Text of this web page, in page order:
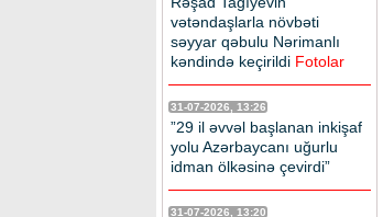
vətəndaşlarla növbəti
səyyar qəbulu Nərimanlı
kəndində keçirildi Fotolar
31-07-2026, 13:26
”29 il əvvəl başlanan inkişaf
yolu Azərbaycanı uğurlu
idman ölkəsinə çevirdi”
31-07-2026, 13:20